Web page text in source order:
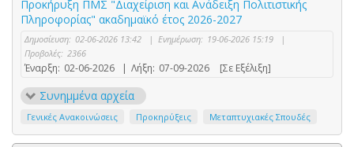
Προκήρυξη ΠΜΣ "Διαχείριση και Ανάδειξη Πολιτιστικής
Πληροφορίας" ακαδημαϊκό έτος 2026-2027
Δημοσίευση: 02-06-2026 13:42 | Ενημέρωση: 19-06-2026 15:19
|
Προβολές: 2366
Έναρξη: 02-06-2026 | Λήξη: 07-09-2026 [Σε Εξέλιξη]
Συνημμένα αρχεία
Γενικές Ανακοινώσεις Προκηρύξεις Μεταπτυχιακές Σπουδές